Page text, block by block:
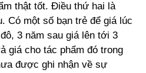
thật tốt. Điều thứ hai là
Có một số bạn trẻ để giá lúc
3 năm sau giá lên tới 3
giá cho tác phẩm đó trong
được ghi nhận về sự